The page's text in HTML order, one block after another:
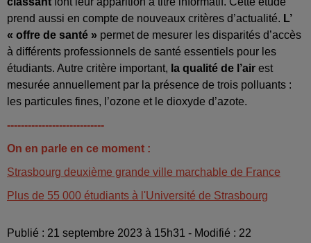
prend aussi en compte de nouveaux critères d’actualité. L’
« offre de santé » permet de mesurer les disparités d’accès
à différents professionnels de santé essentiels pour les
étudiants. Autre critère important, la qualité de l’air est
mesurée annuellement par la présence de trois polluants :
les particules fines, l’ozone et le dioxyde d’azote.
----------------------------
On en parle en ce moment :
Strasbourg deuxième grande ville marchable de France
Plus de 55 000 étudiants à l'Université de Strasbourg
Publié : 21 septembre 2023 à 15h31 - Modifié : 22